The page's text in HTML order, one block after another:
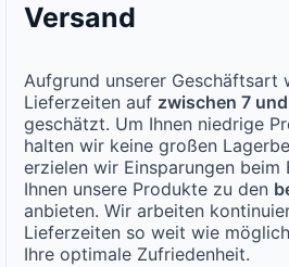
Versand
Aufgrund unserer Geschäftsart
Lieferzeiten auf zwischen 7
geschätzt. Um Ihnen niedrige
halten wir keine großen
erzielen wir Einsparungen beim
Ihnen unsere Produkte zu den
anbieten. Wir arbeiten
Lieferzeiten so weit wie
Ihre optimale Zufriedenheit.